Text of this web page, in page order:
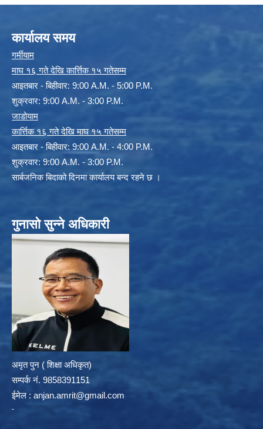
कार्यालय समय
गर्मीयाम
माघ १६ गते देखि कार्त्तिक १५ गतेसम्म
आइतबार - बिहीवार: 9:00 A.M. - 5:00 P.M.
शुक्रवार: 9:00 A.M. - 3:00 P.M.
जाडोयाम
कार्त्तिक १६ गते देखि माघ १५ गतेसम्म
आइतबार - बिहीवार: 9:00 A.M. - 4:00 P.M.
शुक्रवार: 9:00 A.M. - 3:00 P.M.
सार्बजनिक बिदाको दिनमा कार्यालय बन्द रहने छ ।
गुनासो सुन्ने अधिकारी
अमृत पुन ( शिक्षा अधिकृत)
सम्पर्क न‌ं. 9858391151
ईमेल : anjan.amrit@gmail.com